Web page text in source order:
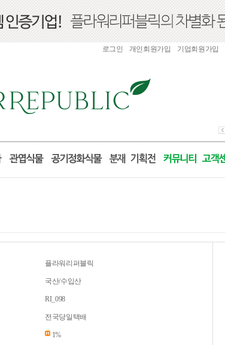
로그인 개인회원가입 기업회원가입
플라워리퍼블릭
국산/수입산
RI_098
전국당일택배
1%